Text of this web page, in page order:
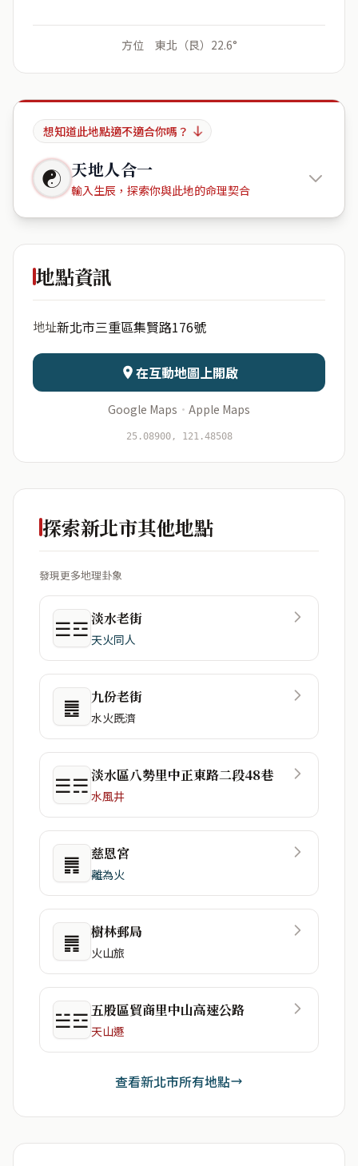
方位 東北（艮）22.6°
想知道此地點適不適合你嗎？
☯ 天地人合一
輸入生辰，探索你與此地的命理契合
馬德里
日期 出生時辰
資料僅用於即時分析，不會儲存於伺服器
地點資訊
地址新北市三重區集賢路176號
在互動地圖上開啟
Google Maps · Apple Maps
25.08900, 121.48508
探索新北市其他地點
發現更多地理卦象
☰☲淡水老街
天火同人
䷌ 九份老街
水火既濟
☰☴淡水區八勢里中正東路二段48巷
水風井
䷠ 慈恩宮
離為火
䷠ 樹林郵局
火山旅
☱☲ 五股區貿商里中山高速公路
天山遯
查看新北市所有地點